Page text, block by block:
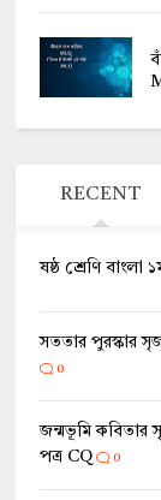
RECENT
ষষ্ঠ শ্রেণি বাংলা
সততার পুরস্কার
0
জন্মভূমি কবিতার
পত্র CQ
0